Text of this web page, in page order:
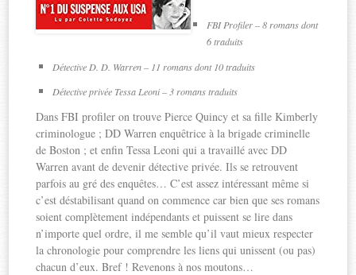
FBI Profiler – 8 romans dont
6 traduits
Détective D. D. Warren – 11 romans dont 10 traduits
Détective privée Tessa Leoni – 3 romans traduits
Dans FBI profiler on trouve Pierce Quincy et sa fille Kimberly
criminologue ; DD Warren enquêtrice à la brigade criminelle
de Boston ; et enfin Tessa Leoni qui a travaillé avec DD
Warren avant de devenir détective privée. Ils se retrouvent
parfois au gré des enquêtes… C’est assez intéressant même si
c’est déstabilisant quand on commence car bien que ses romans
soient complètement indépendants et puissent se lire dans
n’importe quel ordre, il me semble qu’il vaut mieux respecter
la chronologie pour comprendre les liens qui unissent (ou pas)
chacun d’eux. Bref ! Revenons à nos moutons…